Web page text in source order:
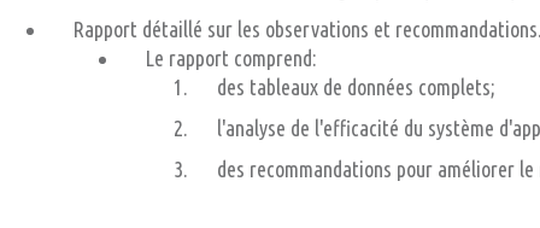
Rapport détaillé sur les observations et recommandations.
Le rapport comprend:
des tableaux de données complets;
l'analyse de l'efficacité du système
des recommandations pour améliorer